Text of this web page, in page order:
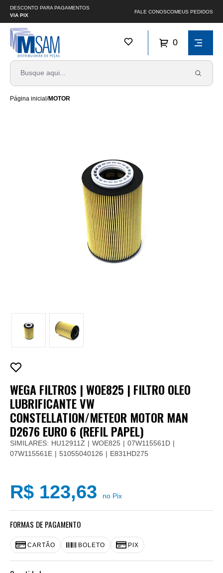
DESCONTO PARA PAGAMENTOS
VIA PIX
FALE CONOSCOMEUS PEDIDOS
0
Página inicial/MOTOR
WEGA FILTROS | WOE825 | FILTRO OLEO
LUBRIFICANTE VW
CONSTELLATION/METEOR MOTOR MAN
D2676 EURO 6 (REFIL PAPEL)
SIMILARES: HU12911Z WOE825
07W115561D
07W115561E
51055040126 E831HD275
R$ 123,63 no Pix
FORMAS DE PAGAMENTO
CARTÃO BOLETO PIX